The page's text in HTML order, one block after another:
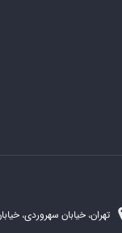
تهران، خیابان سهروردی،